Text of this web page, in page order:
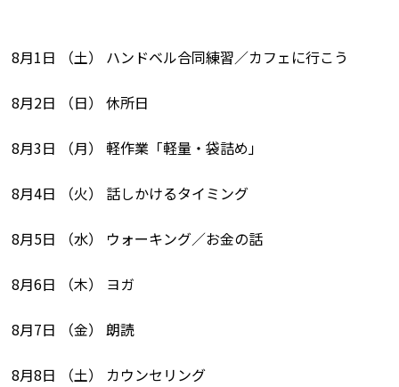
8月1日 （土） ハンドベル合同練習／カフェに行こう
8月2日 （日） 休所日
8月3日 （月） 軽作業「軽量・袋詰め」
8月4日 （火） 話しかけるタイミング
8月5日 （水） ウォーキング／お金の話
8月6日 （木） ヨガ
8月7日 （金） 朗読
8月8日 （土） カウンセリング